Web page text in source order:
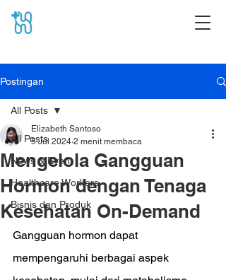
Postingan
All Posts
News & Event
Healthcare Workers
Bisnis dan Produk
All Posts
Mengelola Gangguan
Hormon dengan Tenaga
Kesehatan On-Demand
Elizabeth Santoso
5 Jul 2024 2 menit membaca
Gangguan hormon dapat
mempengaruhi berbagai aspek